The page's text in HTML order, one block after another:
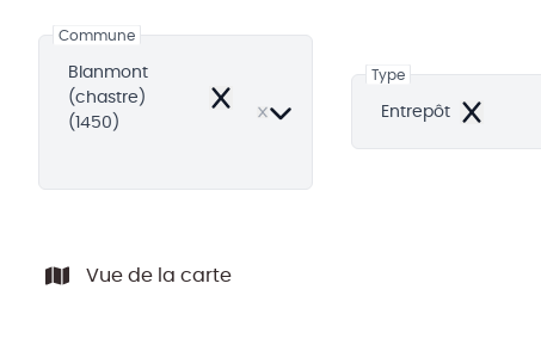
Commune
Blanmont
(chastre)
(1450)
Remove
Type
Entrepôt
Remove
Vue de la carte